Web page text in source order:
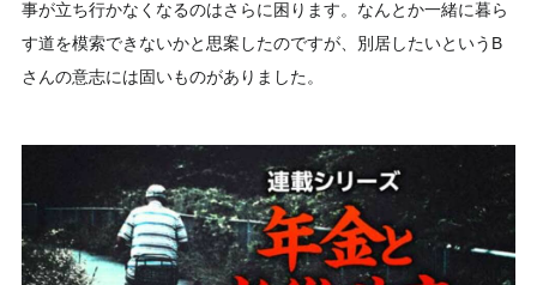
事が立ち行かなくなるのはさらに困ります。なんとか一緒に暮ら
す道を模索できないかと思案したのですが、別居したいというB
さんの意志には固いものがありました。